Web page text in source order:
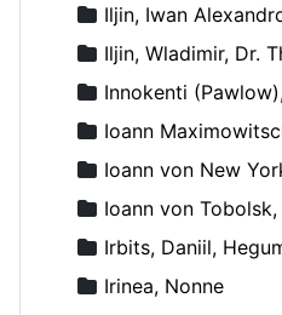
Iljin, Iwan
Iljin, Wladimir, Dr.
Innokenti
Ioann
Ioann von New
Ioann von
Irbits, Daniil,
Irinea, Nonne